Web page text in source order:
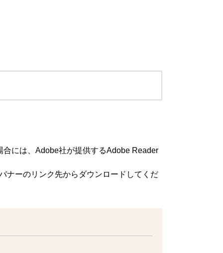
には、Adobe社が提供するAdobe Reader
ナーのリンク先からダウンロードしてくだ